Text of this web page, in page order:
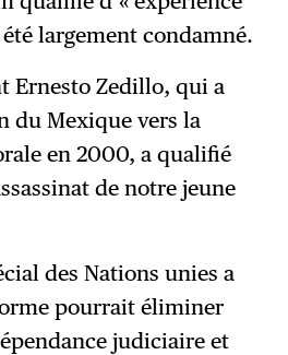
largement condamné.
Ernesto Zedillo, qui a
du Mexique vers la
en 2000, a qualifié
de notre jeune
des Nations unies a
pourrait éliminer
judiciaire et